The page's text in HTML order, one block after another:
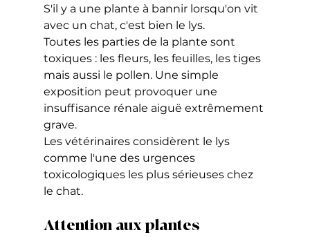
S'il y a une plante à bannir lorsqu'on vit
avec un chat, c'est bien le lys.
Toutes les parties de la plante sont
toxiques : les fleurs, les feuilles, les tiges
mais aussi le pollen. Une simple
exposition peut provoquer une
insuffisance rénale aiguë extrêmement
grave.
Les vétérinaires considèrent le lys
comme l'une des urgences
toxicologiques les plus sérieuses chez
le chat.
Attention aux plantes